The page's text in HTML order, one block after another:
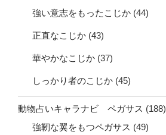
強い意志をもったこじか (44)
正直なこじか (43)
華やかなこじか (37)
しっかり者のこじか (45)
動物占いキャラナビ ペガサス (188)
強靭な翼をもつペガサス (49)